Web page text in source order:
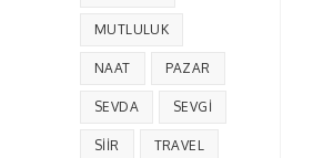
MUTLULUK
NAAT PAZAR
SEVDA SEVGI
SIIR TRAVEL